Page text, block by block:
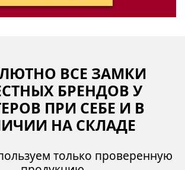
ВСЕ ЗАМКИ
БРЕНДОВ У
ПРИ СЕБЕ И В
НА СКЛАДЕ
только проверенную